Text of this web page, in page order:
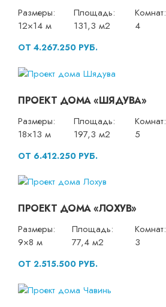
Размеры:
12×14 м
Площадь:
131,3 м2
Комнат:
4
ОТ 4.267.250 РУБ.
ПРОЕКТ ДОМА «ШЯДУВА»
Размеры:
18×13 м
Площадь:
197,3 м2
Комнат:
5
ОТ 6.412.250 РУБ.
ПРОЕКТ ДОМА «ЛОХУВ»
Размеры:
9×8 м
Площадь:
77,4 м2
Комнат:
3
ОТ 2.515.500 РУБ.